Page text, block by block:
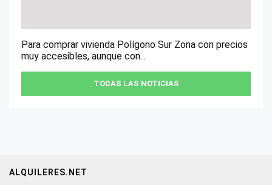
Para comprar vivienda Polígono Sur Zona con precios
muy accesibles, aunque con...
TODAS LAS NOTICIAS
ALQUILERES.NET